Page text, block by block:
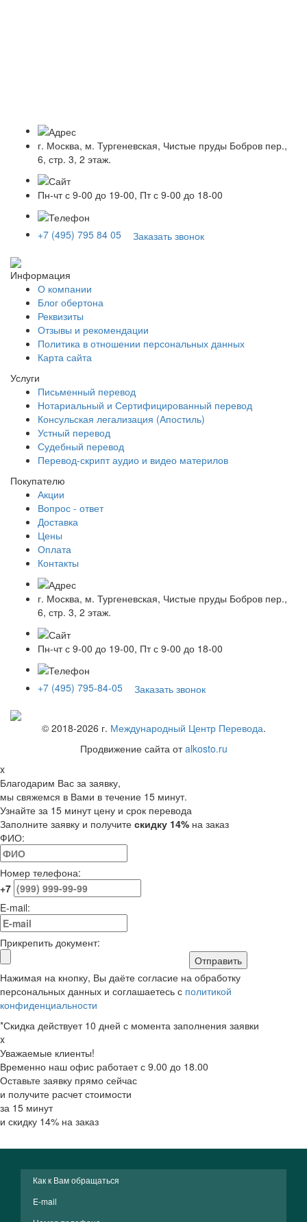
г. Москва, м. Тургеневская, Чистые пруды Бобров пер.,
6, стр. 3, 2 этаж.
Пн-чт с 9-00 до 19-00, Пт с 9-00 до 18-00
+7 (495) 795 84 05 Заказать звонок
Информация
О компании
Блог обертона
Реквизиты
Отзывы и рекомендации
Политика в отношении персональных данных
Карта сайта
Услуги
Письменный перевод
Нотариальный и Сертифицированный перевод
Консульская легализация (Апостиль)
Устный перевод
Судебный перевод
Перевод-скрипт аудио и видео материлов
Покупателю
Акции
Вопрос - ответ
Доставка
Цены
Оплата
Контакты
г. Москва, м. Тургеневская, Чистые пруды Бобров пер.,
6, стр. 3, 2 этаж.
Пн-чт с 9-00 до 19-00, Пт с 9-00 до 18-00
+7 (495) 795-84-05 Заказать звонок
© 2018-2026 г. Международный Центр Перевода.
Продвижение сайта отalkosto.ru
x
Благодарим Вас за заявку,
мы свяжемся в Вами в течение 15 минут.
Узнайте за 15 минут цену и срок перевода
Заполните заявку и получите скидку 14% на заказ
ФИО:
Номер телефона:
+7
E-mail:
Прикрепить документ:
Отправить
Нажимая на кнопку, Вы даёте согласие на обработку
персональных данных и соглашаетесь с политикой
конфиденциальности
*Скидка действует 10 дней с момента заполнения заявки
x
Уважаемые клиенты!
Временно наш офис работает с 9.00 до 18.00
Оставьте заявку прямо сейчас
и получите расчет стоимости
за 15 минут
и скидку 14% на заказ